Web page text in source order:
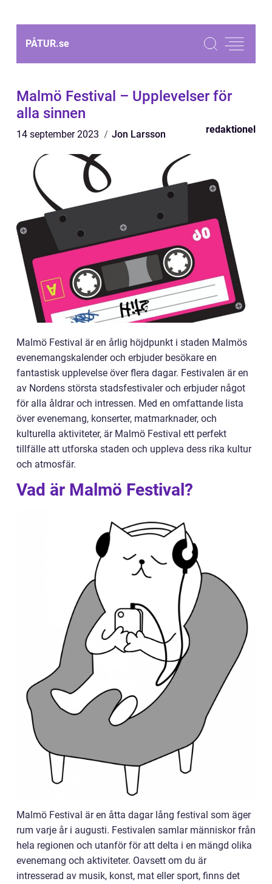
PÅTUR.se
Malmö Festival – Upplevelser för
alla sinnen
14 september 2023 Jon Larsson redaktionel
Malmö Festival är en årlig höjdpunkt i staden Malmös
evenemangskalender och erbjuder besökare en
fantastisk upplevelse över flera dagar. Festivalen är en
av Nordens största stadsfestivaler och erbjuder något
för alla åldrar och intressen. Med en omfattande lista
över evenemang, konserter, matmarknader, och
kulturella aktiviteter, är Malmö Festival ett perfekt
tillfälle att utforska staden och uppleva dess rika kultur
och atmosfär.
Vad är Malmö Festival?
Malmö Festival är en åtta dagar lång festival som äger
rum varje år i augusti. Festivalen samlar människor från
hela regionen och utanför för att delta i en mängd olika
evenemang och aktiviteter. Oavsett om du är
intresserad av musik, konst, mat eller sport, finns det